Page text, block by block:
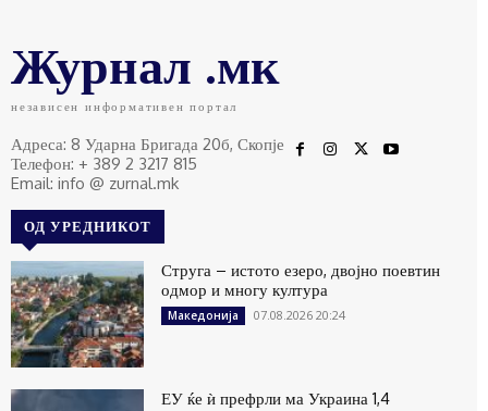
Журнал .мк
независен информативен портал
Адреса: 8 Ударна Бригада 20б, Скопје
Телефон: + 389 2 3217 815
Email: info @ zurnal.mk
ОД УРЕДНИКОТ
Струга – истото езеро, двојно поевтин
одмор и многу култура
Македонија 07.08.2026 20:24
ЕУ ќе ѝ префрли ма Украина 1,4